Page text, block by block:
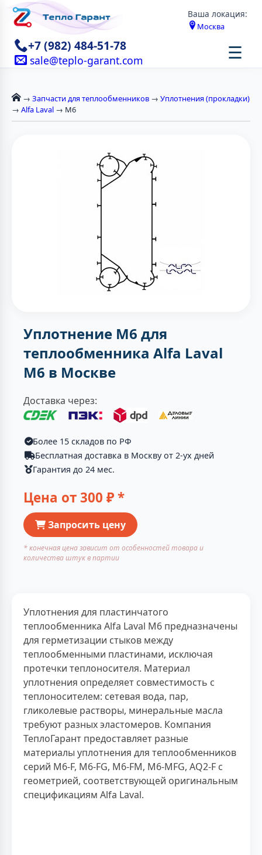
Ваша локация:
Москва
+7 (982) 484-51-78
sale@teplo-garant.com ☰
→ Запчасти для теплообменников → Уплотнения (прокладки)
→ Alfa Laval → М6
Уплотнение M6 для
теплообменника Alfa Laval
M6 в Москве
Доставка через:
Более 15 складов по РФ
Бесплатная доставка в Москву от 2-ух дней
Гарантия до 24 мес.
Цена от300 ₽ *
Запросить цену
* конечная цена зависит от особенностей товара и
количества штук в партии
Уплотнения для пластинчатого
теплообменника Alfa Laval M6 предназначены
для герметизации стыков между
теплообменными пластинами, исключая
протечки теплоносителя. Материал
уплотнения определяет совместимость с
теплоносителем: сетевая вода, пар,
гликолевые растворы, минеральные масла
требуют разных эластомеров. Компания
ТеплоГарант предоставляет разные
материалы уплотнения для теплообменников
серий M6-F, M6-FG, M6-FM, M6-MFG, AQ2-F с
геометрией, соответствующей оригинальным
спецификациям Alfa Laval.